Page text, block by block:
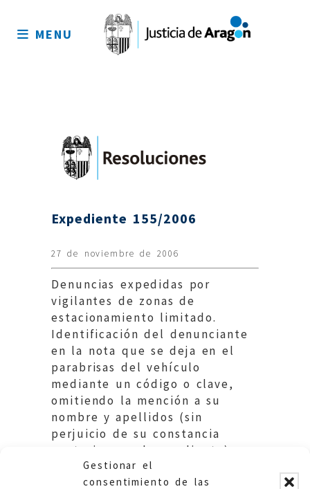
Gestionar el
consentimiento de las
sitio
MENU
Expediente 155/2006
27 de noviembre de 2006
Denuncias expedidas por
vigilantes de zonas de
estacionamiento limitado.
Identificación del denunciante
en la nota que se deja en el
parabrisas del vehículo
mediante un código o clave,
omitiendo la mención a su
nombre y apellidos (sin
perjuicio de su constancia
posterior en el expediente).
Ayuntamiento de Zaragoza.